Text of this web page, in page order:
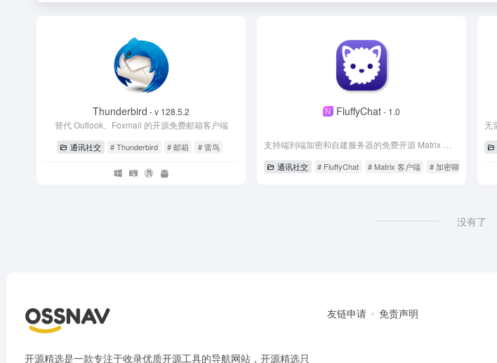
Thunderbird - v 128.5.2
替代 Outlook、Foxmail 的开源免费邮箱客户端
通讯社交 # Thunderbird # 邮箱 # 雷鸟
N FluffyChat- 1.0
通讯社交 # FluffyChat # Matrix 客户端 # 加密聊天
没有了
开源精选是一款专注于收录优质开源工具的导航网站，开源精选只
友链申请 免责声明